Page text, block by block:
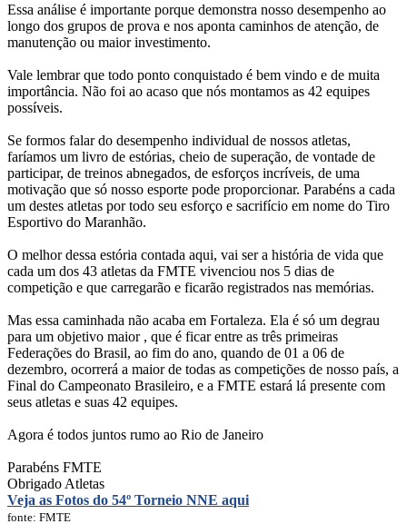
Essa análise é importante porque demonstra nosso desempenho ao
longo dos grupos de prova e nos aponta caminhos de atenção, de
manutenção ou maior investimento.
Vale lembrar que todo ponto conquistado é bem vindo e de muita
importância. Não foi ao acaso que nós montamos as 42 equipes
possíveis.
Se formos falar do desempenho individual de nossos atletas,
faríamos um livro de estórias, cheio de superação, de vontade de
participar, de treinos abnegados, de esforços incríveis, de uma
motivação que só nosso esporte pode proporcionar. Parabéns a cada
um destes atletas por todo seu esforço e sacrifício em nome do Tiro
Esportivo do Maranhão.
O melhor dessa estória contada aqui, vai ser a história de vida que
cada um dos 43 atletas da FMTE vivenciou nos 5 dias de
competição e que carregarão e ficarão registrados nas memórias.
Mas essa caminhada não acaba em Fortaleza. Ela é só um degrau
para um objetivo maior , que é ficar entre as três primeiras
Federações do Brasil, ao fim do ano, quando de 01 a 06 de
dezembro, ocorrerá a maior de todas as competições de nosso país, a
Final do Campeonato Brasileiro, e a FMTE estará lá presente com
seus atletas e suas 42 equipes.
Agora é todos juntos rumo ao Rio de Janeiro
Parabéns FMTE
Obrigado Atletas
Veja as Fotos do 54º Torneio NNE aqui
fonte: FMTE